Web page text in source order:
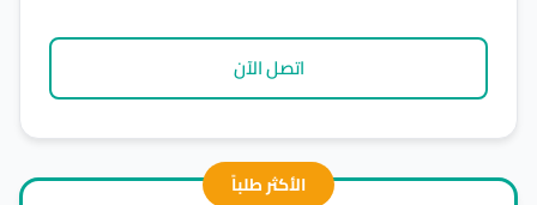
اتصل الآن
الأكثر طلباً